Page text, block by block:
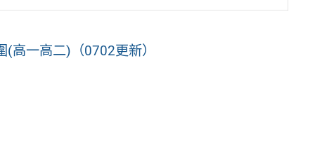
高一高二)（0702更新）